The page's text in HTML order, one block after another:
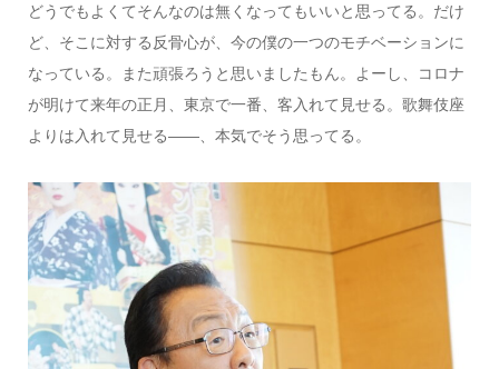
どうでもよくてそんなのは無くなってもいいと思ってる。だけ
ど、そこに対する反骨心が、今の僕の一つのモチベーションに
なっている。また頑張ろうと思いましたもん。よーし、コロナ
が明けて来年の正月、東京で一番、客入れて見せる。歌舞伎座
よりは入れて見せる――、本気でそう思ってる。